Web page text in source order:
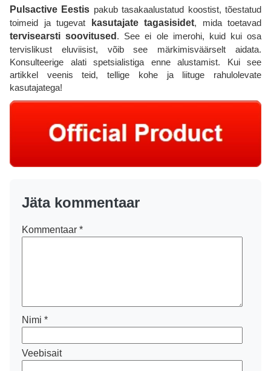
Pulsactive Eestis pakub tasakaalustatud koostist, tõestatud
toimeid ja tugevat
kasutajate tagasisidet, mida toetavad
tervisearsti soovitused . See ei ole imerohi, kuid kui osa
tervislikust eluviisist, võib see märkimisväärselt aidata.
Konsulteerige alati spetsialistiga enne alustamist. Kui see
artikkel veenis teid, tellige kohe ja liituge rahulolevate
kasutajatega!
Jäta kommentaar
Kommentaar *
Nimi *
Veebisait